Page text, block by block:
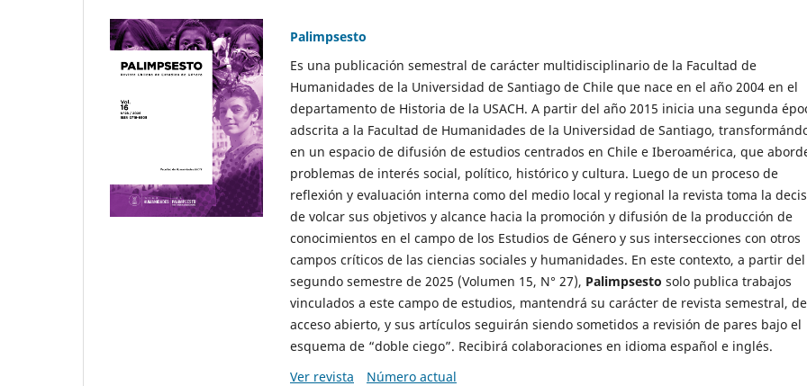
Palimpsesto
Es una publicación semestral de carácter multidisciplinario de la Facultad de
Humanidades de la Universidad de Santiago de Chile que nace en el año 2004 en el
departamento de Historia de la USACH. A partir del año 2015 inicia una segunda
adscrita a la Facultad de Humanidades de la Universidad de Santiago,
en un espacio de difusión de estudios centrados en Chile e Iberoamérica, que
problemas de interés social, político, histórico y cultura. Luego de un proceso de
reflexión y evaluación interna como del medio local y regional la revista toma la
de volcar sus objetivos y alcance hacia la promoción y difusión de la producción de
conocimientos en el campo de los Estudios de Género y sus intersecciones con otros
campos críticos de las ciencias sociales y humanidades. En este contexto, a partir del
segundo semestre de 2025 (Volumen 15, N° 27), Palimpsesto solo publica trabajos
vinculados a este campo de estudios, mantendrá su carácter de revista semestral, de
acceso abierto, y sus artículos seguirán siendo sometidos a revisión de pares bajo el
esquema de “doble ciego”. Recibirá colaboraciones en idioma español e inglés.
Ver revista
Número actual